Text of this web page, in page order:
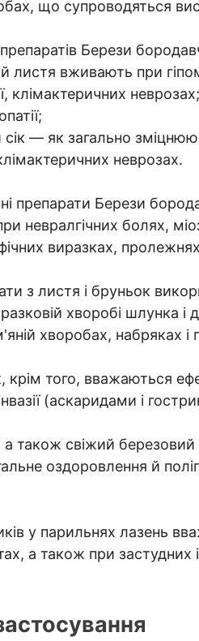
що супроводяться
Берези
листя вживають при
клімактеричних неврозах;
— як загально
неврозах.
препарати Берези
невралгічних болях,
виразках,
з листя і бруньок
хворобі шлунка
хворобах, набряках і
крім того, вважаються
(аскаридами і
також свіжий березовий
оздоровлення й
у парильнях лазень
а також при